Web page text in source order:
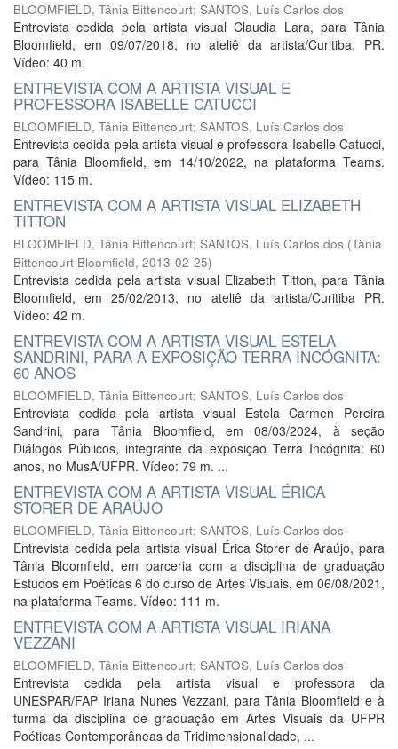
BLOOMFIELD, Tânia Bittencourt; SANTOS, Luís Carlos dos
Entrevista cedida pela artista visual Claudia Lara, para Tânia
Bloomfield, em 09/07/2018, no ateliê da artista/Curitiba, PR.
Vídeo: 40 m.
ENTREVISTA COM A ARTISTA VISUAL E
PROFESSORA ISABELLE CATUCCI
BLOOMFIELD, Tânia Bittencourt; SANTOS, Luís Carlos dos
Entrevista cedida pela artista visual e professora Isabelle Catucci,
para Tânia Bloomfield, em 14/10/2022, na plataforma Teams.
Vídeo: 115 m.
ENTREVISTA COM A ARTISTA VISUAL ELIZABETH
TITTON
BLOOMFIELD, Tânia Bittencourt; SANTOS, Luís Carlos dos (Tânia
Bittencourt Bloomfield, 2013-02-25)
Entrevista cedida pela artista visual Elizabeth Titton, para Tânia
Bloomfield, em 25/02/2013, no ateliê da artista/Curitiba PR.
Vídeo: 42 m.
ENTREVISTA COM A ARTISTA VISUAL ESTELA
SANDRINI, PARA A EXPOSIÇÃO TERRA INCÓGNITA:
60 ANOS
BLOOMFIELD, Tânia Bittencourt; SANTOS, Luís Carlos dos
Entrevista cedida pela artista visual Estela Carmen Pereira
Sandrini, para Tânia Bloomfield, em 08/03/2024, à seção
Diálogos Públicos, integrante da exposição Terra Incógnita: 60
anos, no MusA/UFPR. Vídeo: 79 m. ...
ENTREVISTA COM A ARTISTA VISUAL ÉRICA
STORER DE ARAÚJO
BLOOMFIELD, Tânia Bittencourt; SANTOS, Luís Carlos dos
Entrevista cedida pela artista visual Érica Storer de Araújo, para
Tânia Bloomfield, em parceria com a disciplina de graduação
Estudos em Poéticas 6 do curso de Artes Visuais, em 06/08/2021,
na plataforma Teams. Vídeo: 111 m.
ENTREVISTA COM A ARTISTA VISUAL IRIANA
VEZZANI
BLOOMFIELD, Tânia Bittencourt; SANTOS, Luís Carlos dos
Entrevista cedida pela artista visual e professora da
UNESPAR/FAP Iriana Nunes Vezzani, para Tânia Bloomfield e à
turma da disciplina de graduação em Artes Visuais da UFPR
Poéticas Contemporâneas da Tridimensionalidade, ...